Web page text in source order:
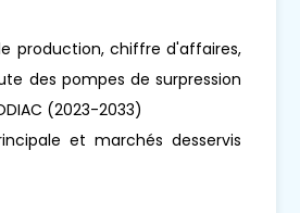
production, chiffre d'affaires,
des pompes de surpression
(2023-2033)
et marchés desservis